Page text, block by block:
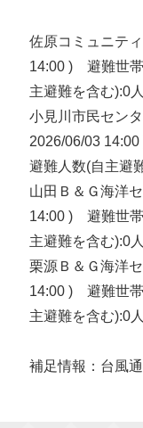
佐原コミュニテ
14:00 ) 避難世帯
主避難を含む):0人
小見川市民セン
2026/06/03
避難人数(自主避
山田Ｂ＆Ｇ海洋
14:00 ) 避難世帯
主避難を含む):0人
栗源Ｂ＆Ｇ海洋
14:00 ) 避難世帯
主避難を含む):0人
補足情報：台風